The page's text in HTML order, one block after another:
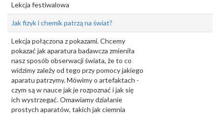
Lekcja festiwalowa
Jak fizyk i chemik patrzą na świat?
Lekcja połączona z pokazami. Chcemy
pokazać jak aparatura badawcza zmieniła
nasz sposób obserwacji świata, że to co
widzimy zależy od tego przy pomocy jakiego
aparatu patrzymy. Mówimy o artefaktach -
czym są w nauce jak je rozpoznać i jak się
ich wystrzegać. Omawiamy działanie
prostych aparatów, takich jak ciemnia